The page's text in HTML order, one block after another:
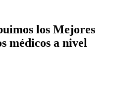
los Mejores
médicos a nivel